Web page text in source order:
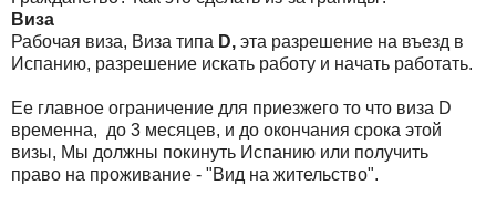
Виза
Рабочая виза, Виза типа D, эта разрешение на въезд в
Испанию, разрешение искать работу и начать работать.
Ее главное ограничение для приезжего то что виза D
временна, до 3 месяцев, и до окончания срока этой
визы, Мы должны покинуть Испанию или получить
право на проживание - "Вид на жительство".